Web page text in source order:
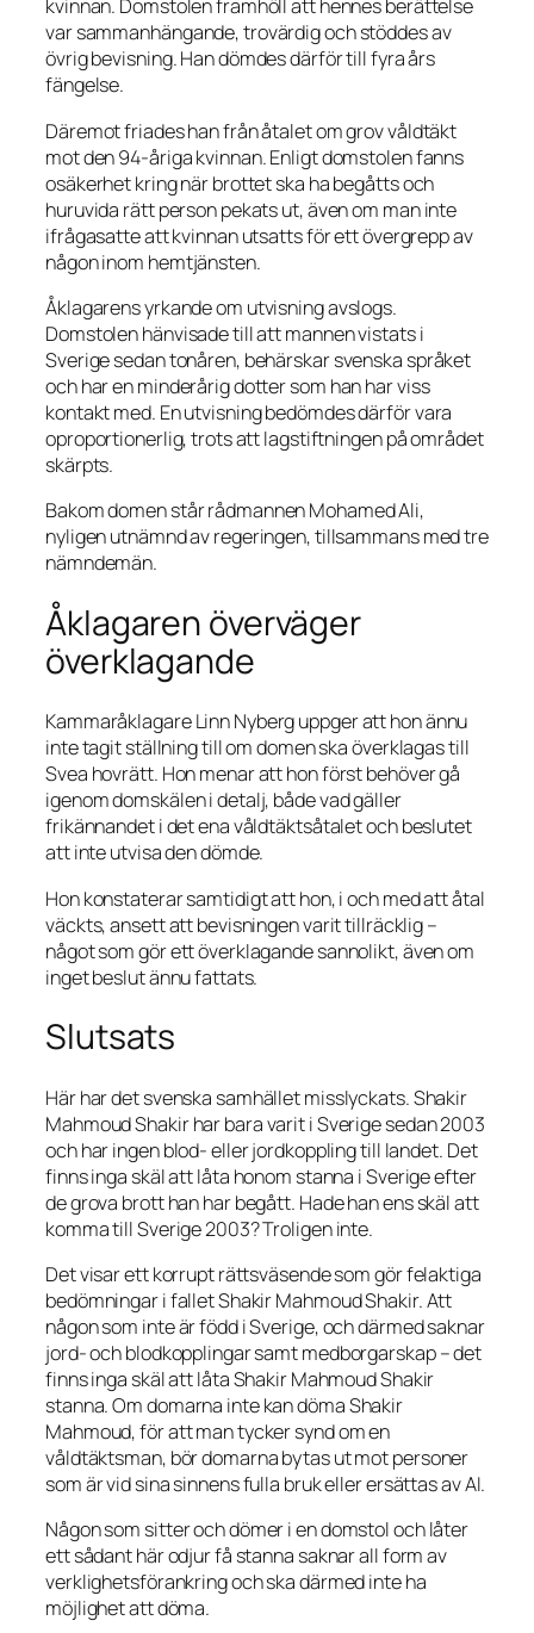
kvinnan. Domstolen framhöll att hennes berättelse
var sammanhängande, trovärdig och stöddes av
övrig bevisning. Han dömdes därför till fyra års
fängelse.
Däremot friades han från åtalet om grov våldtäkt
mot den 94-åriga kvinnan. Enligt domstolen fanns
osäkerhet kring när brottet ska ha begåtts och
huruvida rätt person pekats ut, även om man inte
ifrågasatte att kvinnan utsatts för ett övergrepp av
någon inom hemtjänsten.
Åklagarens yrkande om utvisning avslogs.
Domstolen hänvisade till att mannen vistats i
Sverige sedan tonåren, behärskar svenska språket
och har en minderårig dotter som han har viss
kontakt med. En utvisning bedömdes därför vara
oproportionerlig, trots att lagstiftningen på området
skärpts.
Bakom domen står rådmannen Mohamed Ali,
nyligen utnämnd av regeringen, tillsammans med tre
nämndemän.
Åklagaren överväger
överklagande
Kammaråklagare Linn Nyberg uppger att hon ännu
inte tagit ställning till om domen ska överklagas till
Svea hovrätt. Hon menar att hon först behöver gå
igenom domskälen i detalj, både vad gäller
frikännandet i det ena våldtäktsåtalet och beslutet
att inte utvisa den dömde.
Hon konstaterar samtidigt att hon, i och med att åtal
väckts, ansett att bevisningen varit tillräcklig –
något som gör ett överklagande sannolikt, även om
inget beslut ännu fattats.
Slutsats
Här har det svenska samhället misslyckats. Shakir
Mahmoud Shakir har bara varit i Sverige sedan 2003
och har ingen blod- eller jordkoppling till landet. Det
finns inga skäl att låta honom stanna i Sverige efter
de grova brott han har begått. Hade han ens skäl att
komma till Sverige 2003? Troligen inte.
Det visar ett korrupt rättsväsende som gör felaktiga
bedömningar i fallet Shakir Mahmoud Shakir. Att
någon som inte är född i Sverige, och därmed saknar
jord- och blodkopplingar samt medborgarskap – det
finns inga skäl att låta Shakir Mahmoud Shakir
stanna. Om domarna inte kan döma Shakir
Mahmoud, för att man tycker synd om en
våldtäktsman, bör domarna bytas ut mot personer
som är vid sina sinnens fulla bruk eller ersättas av AI.
Någon som sitter och dömer i en domstol och låter
ett sådant här odjur få stanna saknar all form av
verklighetsförankring och ska därmed inte ha
möjlighet att döma.